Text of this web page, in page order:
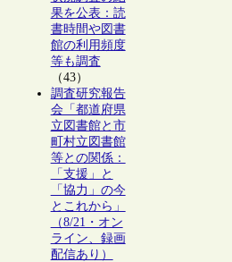
果を公表：読
書時間や図書
館の利用頻度
等も調査
（43）
調査研究報告
会「都道府県
立図書館と市
町村立図書館
等との関係：
「支援」と
「協力」の今
とこれから」
（8/21・オン
ライン、録画
配信あり）